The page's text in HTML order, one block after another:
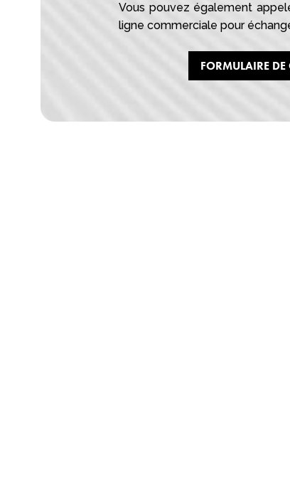
Vous pouvez également
ligne commerciale pour
FORMULAIRE DE